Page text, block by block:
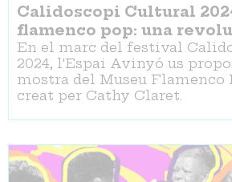
Calidoscopi Cultural
flamenco pop: una
En el marc del festival
2024, l'Espai Avinyó us
mostra del Museu Flamenco
creat per Cathy Claret.